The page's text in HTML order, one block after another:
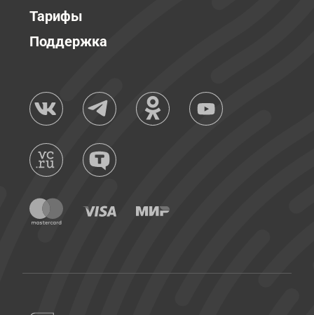
Тарифы
Поддержка